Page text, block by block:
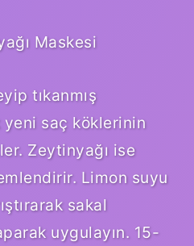
Maskesi
tıkanmış
saç köklerinin
Zeytinyağı ise
Limon suyu
sakal
uygulayın. 15-